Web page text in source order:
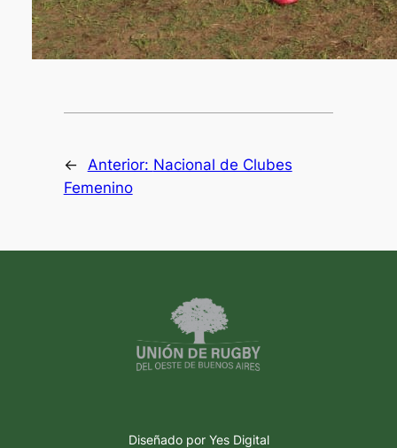
← Anterior: Nacional de Clubes
Femenino
Diseñado por Yes Digital